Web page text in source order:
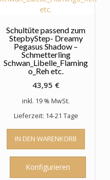
Schultüte passend zum
StepbyStep- Dreamy
Pegasus Shadow –
Schmetterling
Schwan_Libelle_Flaming
o_Reh etc.
43,95 €
inkl. 19 % MwSt.
Lieferzeit: 14-21 Tage
IN DEN WARENKORB
Konfigurieren